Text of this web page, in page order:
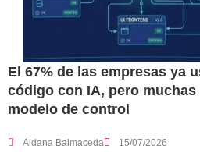
El 67% de las empresas ya
código con IA, pero
modelo de control
Aldana Balmaceda 15/07/2026